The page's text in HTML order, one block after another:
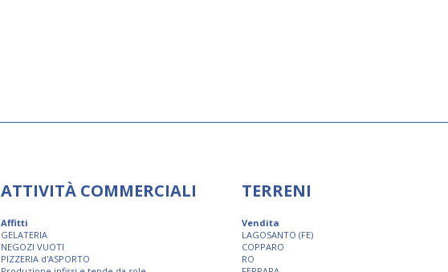
ATTIVITÀ COMMERCIALI
Affitti
GELATERIA
NEGOZI VUOTI
PIZZERIA d'ASPORTO
TERRENI
Vendita
LAGOSANTO (FE)
COPPARO
RO